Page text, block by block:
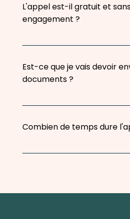
L'appel est-il gratuit et
engagement ?
Est-ce que je vais devoir
documents ?
Combien de temps dure